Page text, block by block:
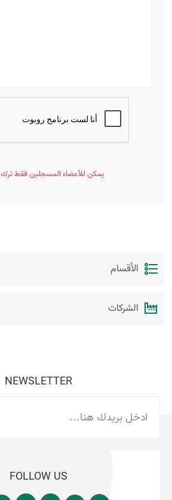
يمكن للأعضاء المسجلين فقط ترك
الأقسام
الشركات
NEWSLETTER
FOLLOW US